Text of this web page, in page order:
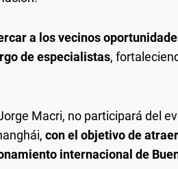
a los vecinos
de especialistas,
Macri, no participará del
con el objetivo de
internacional de